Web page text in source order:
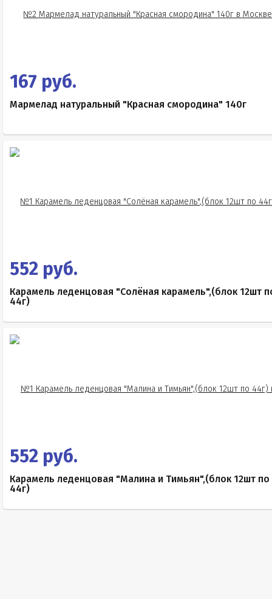
167 руб.
Мармелад натуральный "Красная смородина" 140г
552 руб.
Карамель леденцовая "Солёная карамель",(блок 12шт
44г)
552 руб.
Карамель леденцовая "Малина и Тимьян",(блок 12шт по
44г)